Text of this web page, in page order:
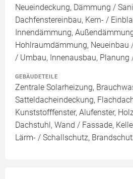
Neueindeckung, Dämmung /
Dachfenstereinbau, Kern- /
Innendämmung,
Hohlraumdämmung, Neueinbau
/ Umbau, Innenausbau, Planung
GEBÄUDETEILE
Zentrale Solarheizung,
Satteldacheindeckung,
Kunststofffenster, Alufenster,
Dachstuhl, Wand / Fassade,
Lärm- / Schallschutz,